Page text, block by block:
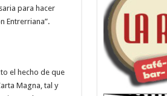
para hacer
Entrerriana”.
el hecho de que
Magna, tal y